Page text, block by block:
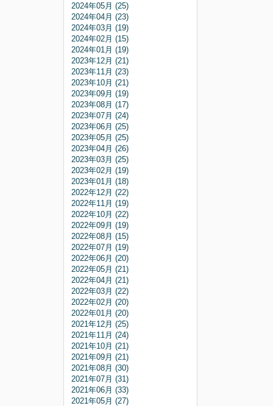
2024年05月 (25)
2024年04月 (23)
2024年03月 (19)
2024年02月 (15)
2024年01月 (19)
2023年12月 (21)
2023年11月 (23)
2023年10月 (21)
2023年09月 (19)
2023年08月 (17)
2023年07月 (24)
2023年06月 (25)
2023年05月 (25)
2023年04月 (26)
2023年03月 (25)
2023年02月 (19)
2023年01月 (18)
2022年12月 (22)
2022年11月 (19)
2022年10月 (22)
2022年09月 (19)
2022年08月 (15)
2022年07月 (19)
2022年06月 (20)
2022年05月 (21)
2022年04月 (21)
2022年03月 (22)
2022年02月 (20)
2022年01月 (20)
2021年12月 (25)
2021年11月 (24)
2021年10月 (21)
2021年09月 (21)
2021年08月 (30)
2021年07月 (31)
2021年06月 (33)
2021年05月 (27)